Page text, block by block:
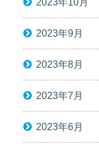
2023年9月
2023年8月
2023年7月
2023年6月